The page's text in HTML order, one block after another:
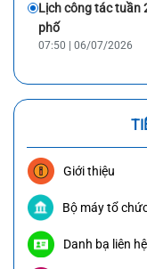
Lịch công tác tuần
phố
07:50 | 06/07/2026
Giới thiệu
Bộ máy tổ
Danh bạ liên